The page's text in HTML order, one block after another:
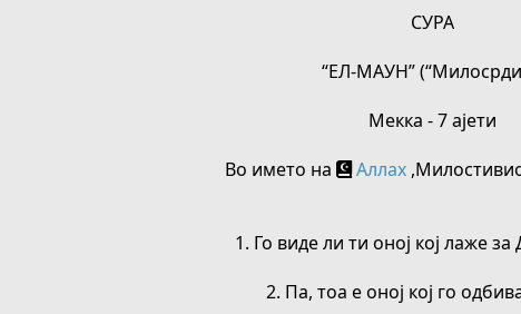
a
СУРА
“ЕЛ-МАУН”
Мекка - 7 ајети
Во името на
Аллах
1. Го виде ли ти оној кој лаже за
2. Па, тоа е оној кој го